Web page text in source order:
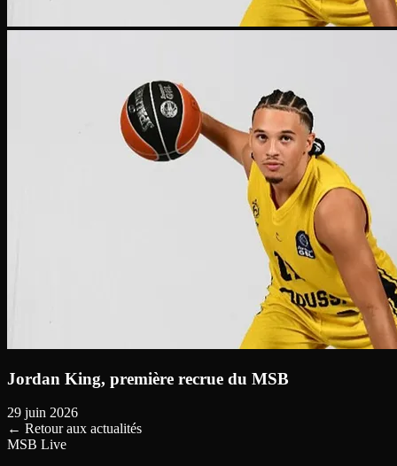
Jordan King, première recrue du MSB
29 juin 2026
← Retour aux actualités
MSB Live